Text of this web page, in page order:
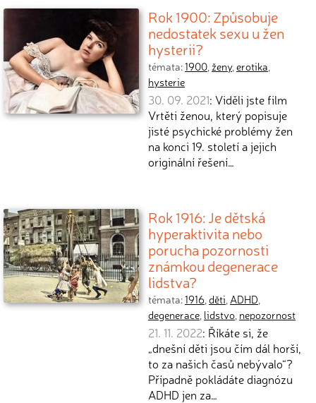
Rok 1900: Způsobuje
nedostatek sexu u žen
hysterii?
témata:1900, ženy,erotika,
hysterie
30. 09. 2021: Viděli jste film
Vrtěti ženou, který popisuje
jisté psychické problémy žen
na konci 19. století a jejich
originální řešení…
Rok 1916: Je dětská
hyperaktivita nebo
porucha pozornosti
známkou degenerace
lidstva?
témata:1916,děti,ADHD,
degenerace, lidstvo, nepozornost
21. 11. 2022: Říkáte si, že
„dnešní děti jsou čím dál horší,
to za našich časů nebývalo“?
Případně pokládáte diagnózu
ADHD jen za…